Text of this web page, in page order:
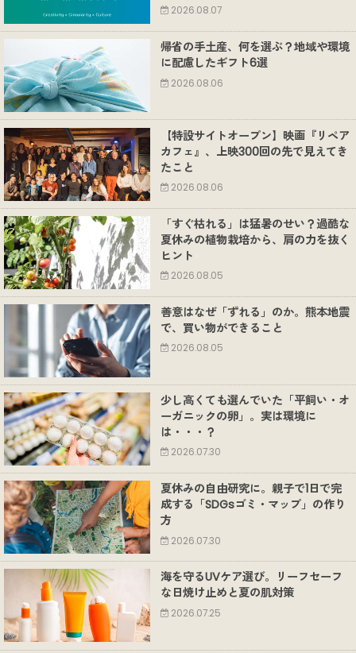
2026.08.07
帰省の手土産、何を選ぶ？地域や環境
に配慮したギフト6選
2026.08.06
【特設サイトオープン】映画『リペア
カフェ』、上映300回の先で見えてき
たこと
2026.08.06
「すぐ枯れる」は猛暑のせい？過酷な
夏休みの植物栽培から、肩の力を抜く
ヒント
2026.08.05
善意はなぜ「ずれる」のか。熊本地震
で、買い物ができること
2026.08.05
少し高くても選んでいた「平飼い・オ
ーガニックの卵」。実は環境に
は・・・？
2026.07.30
夏休みの自由研究に。親子で1日で完
成する「SDGsゴミ・マップ」の作り
方
2026.07.30
海を守るUVケア選び。リーフセーフ
な日焼け止めと夏の肌対策
2026.07.25